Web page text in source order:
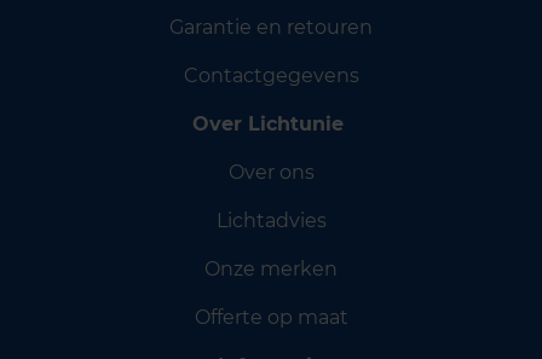
Garantie en retouren
Contactgegevens
Over Lichtunie
Over ons
Lichtadvies
Onze merken
Offerte op maat